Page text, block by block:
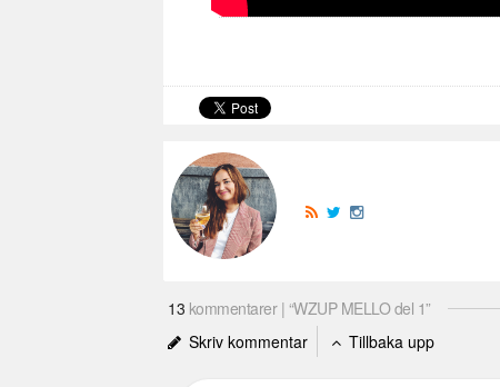
13 kommentarer | “WZUP MELLO del 1”
Skriv kommentar
Tillbaka upp